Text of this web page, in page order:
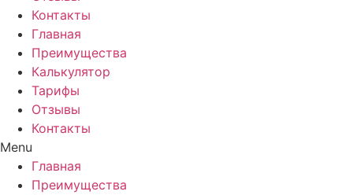
Контакты
Главная
Преимущества
Калькулятор
Тарифы
Отзывы
Контакты
Menu
Главная
Преимущества